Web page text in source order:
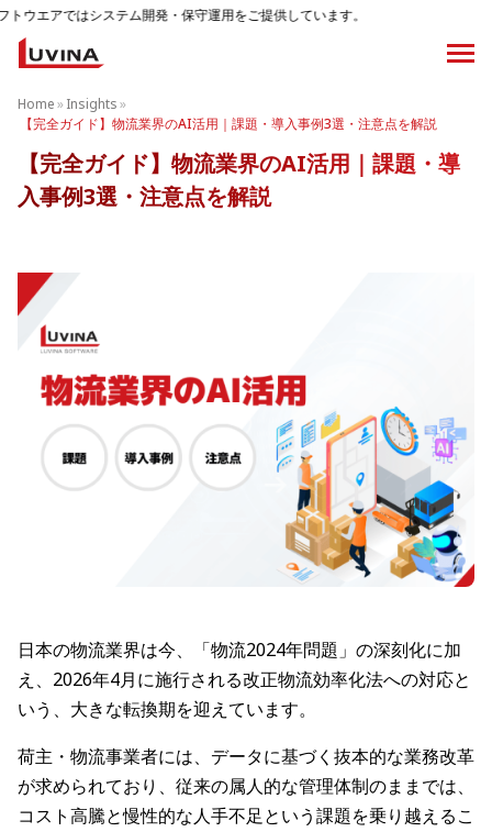
開発・保守運用をご提供しています。
Home»Insights»
【完全ガイド】物流業界のAI活用｜課題・導入事例3選・注意点を解説
【完全ガイド】物流業界のAI活用｜課題・導
入事例3選・注意点を解説
日本の物流業界は今、「物流2024年問題」の深刻化に加
え、2026年4月に施行される改正物流効率化法への対応と
いう、大きな転換期を迎えています。
荷主・物流事業者には、データに基づく抜本的な業務改革
が求められており、従来の属人的な管理体制のままでは、
コスト高騰と慢性的な人手不足という課題を乗り越えるこ